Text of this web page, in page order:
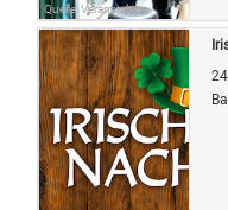
Quelle: Veranstalter